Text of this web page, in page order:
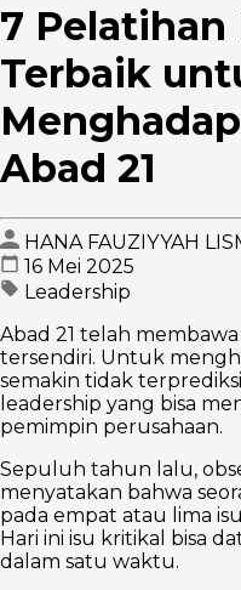
7 Pelatihan
Terbaik
Abad 21
HANA FAUZIYYAH
16 Mei 2025
Leadership
Abad 21 telah
tersendiri. Untuk
semakin tidak
leadership yang bisa
pemimpin perusahaan.
Sepuluh tahun lalu,
menyatakan bahwa
pada empat atau lima
Hari ini isu kritikal bisa
dalam satu waktu.